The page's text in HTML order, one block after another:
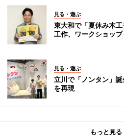
見る・遊ぶ
東大和で「夏休み木
工作、ワークショップ
見る・遊ぶ
立川で「ノンタン」
を再現
もっと見る